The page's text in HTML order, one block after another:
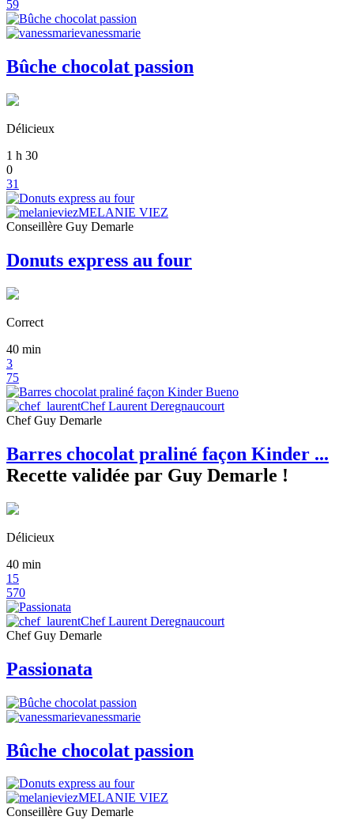
59
vanessmarie
Bûche chocolat passion
Délicieux
1 h 30
0
31
MELANIE VIEZ
Conseillère Guy Demarle
Donuts express au four
Correct
40 min
3
75
Chef Laurent Deregnaucourt
Chef Guy Demarle
Barres chocolat praliné façon Kinder ...
Recette validée par Guy Demarle !
Délicieux
40 min
15
570
Chef Laurent Deregnaucourt
Chef Guy Demarle
Passionata
vanessmarie
Bûche chocolat passion
MELANIE VIEZ
Conseillère Guy Demarle